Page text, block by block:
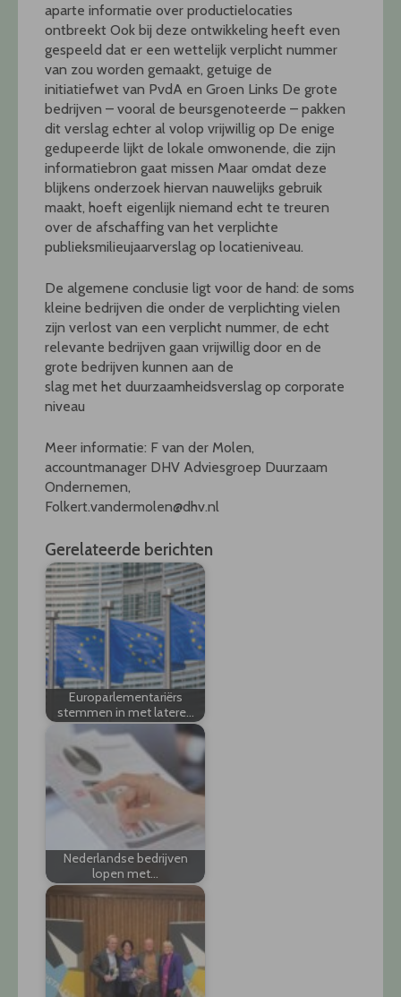
aparte informatie over productielocaties
ontbreekt Ook bij deze ontwikkeling heeft even
gespeeld dat er een wettelijk verplicht nummer
van zou worden gemaakt, getuige de
initiatiefwet van PvdA en Groen Links De grote
bedrijven – vooral de beursgenoteerde – pakken
dit verslag echter al volop vrijwillig op De enige
gedupeerde lijkt de lokale omwonende, die zijn
informatiebron gaat missen Maar omdat deze
blijkens onderzoek hiervan nauwelijks gebruik
maakt, hoeft eigenlijk niemand echt te treuren
over de afschaffing van het verplichte
publieksmilieujaarverslag op locatieniveau.
De algemene conclusie ligt voor de hand: de soms
kleine bedrijven die onder de verplichting vielen
zijn verlost van een verplicht nummer, de echt
relevante bedrijven gaan vrijwillig door en de
grote bedrijven kunnen aan de
slag met het duurzaamheidsverslag op corporate
niveau
Meer informatie: F van der Molen,
accountmanager DHV Adviesgroep Duurzaam
Ondernemen,
Folkert.vandermolen@dhv.nl
Gerelateerde berichten
Europarlementariërs
stemmen in met latere…
Nederlandse bedrijven
lopen met…